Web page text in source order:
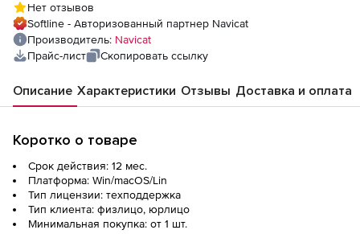
Нет отзывов
Softline - Авторизованный партнер Navicat
Производитель: Navicat
Прайс-лист
Скопировать ссылку
Описание Характеристики Отзывы Доставка и оплата
Коротко о товаре
Срок действия: 12 мес.
Платформа: Win/macOS/Lin
Тип лицензии: техподдержка
Тип клиента: физлицо, юрлицо
Минимальная покупка: от 1 шт.